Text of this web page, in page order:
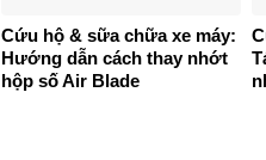
Cứu hộ & sữa chữa xe máy:
Hướng dẫn cách thay nhớt
hộp số Air Blade